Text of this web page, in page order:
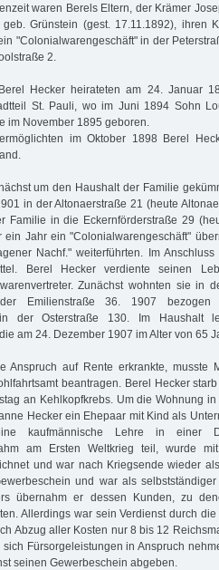
waren Berels Eltern, der Krämer
Grünstein (gest. 17.11.1892), ihren
"Colonialwarengeschäft" in der
2.
Hecker heirateten am 24. Januar
St. Pauli, wo im Juni 1894 Sohn
im November 1895 geboren.
im Oktober 1898 Berel
um den Haushalt der Familie
in der Altonaerstraße 21 (heute
Familie in die Eckernförderstraße 29
ein Jahr ein "Colonialwarengeschäft"
Nachf." weiterführten. Im
Berel Hecker verdiente seinen
Zunächst wohnten sie in
Emilienstraße 36. 1907 bezogen
in der Osterstraße 130. Im Haushalt
am 24. Dezember 1907 im Alter von 65
Anspruch auf Rente erkrankte, musste
beantragen. Berel Hecker
an Kehlkopfkrebs. Um die Wohnung
Hecker ein Ehepaar mit Kind als
kaufmännische Lehre in einer
am Ersten Weltkrieg teil, wurde
und war nach Kriegsende wieder
und war als
übernahm er dessen Kunden, zu
Allerdings war sein Verdienst durch
Abzug aller Kosten nur 8 bis 12
Fürsorgeleistungen in Anspruch
seinen Gewerbeschein abgeben.